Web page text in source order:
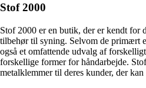
Stof 2000
Stof 2000 er en butik, der er kendt for
tilbehør til syning. Selvom de primært
også et omfattende udvalg af
forskellige former for håndarbejde.
metalklemmer til deres kunder, der